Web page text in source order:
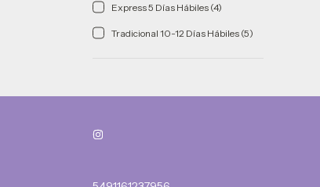
Express 5 Días Hábiles (4)
Tradicional 10-12 Días Hábiles (5)